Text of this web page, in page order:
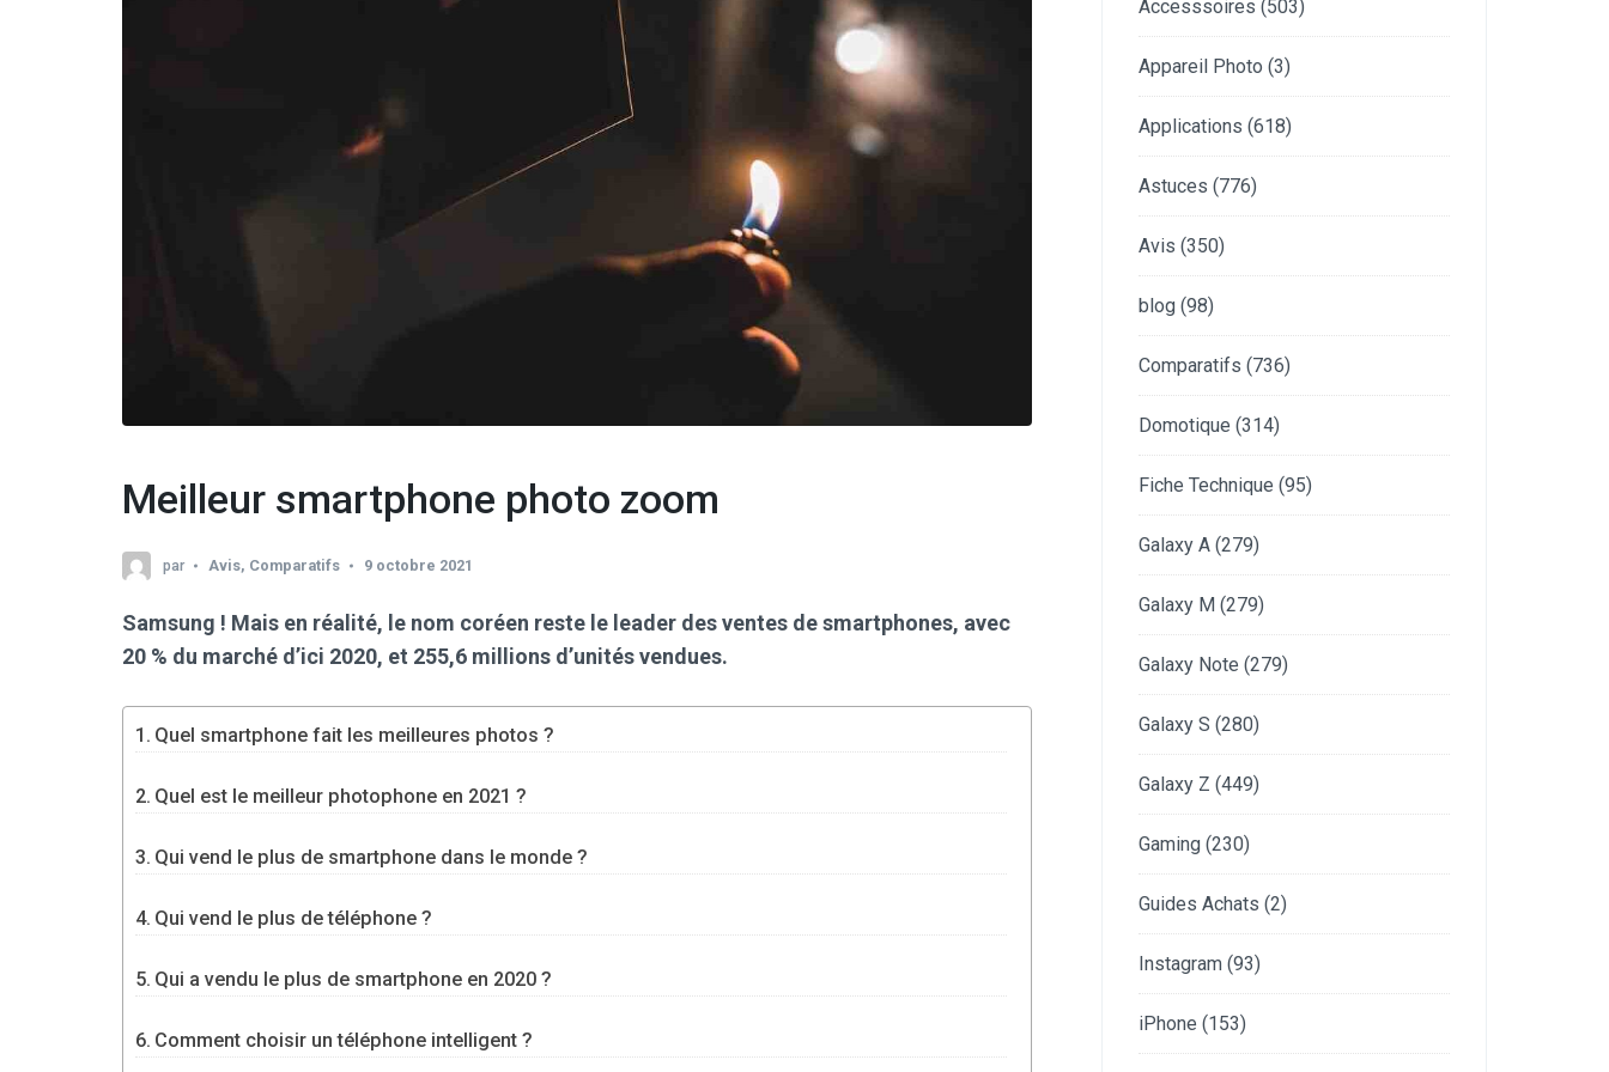
Meilleur smartphone photo zoom
par Avis, Comparatifs 9 octobre 2021
Samsung ! Mais en réalité, le nom coréen reste le leader des ventes de smartphones, avec
20 % du marché d’ici 2020, et 255,6 millions d’unités vendues.
Quel smartphone fait les meilleures photos ?
Quel est le meilleur photophone en 2021 ?
Qui vend le plus de smartphone dans le monde ?
Qui vend le plus de téléphone ?
Qui a vendu le plus de smartphone en 2020 ?
Comment choisir un téléphone intelligent ?
Accesssoires (503)
Appareil Photo (3)
Applications (618)
Astuces (776)
Avis (350)
blog (98)
Comparatifs (736)
Domotique (314)
Fiche Technique (95)
Galaxy A (279)
Galaxy M (279)
Galaxy Note (279)
Galaxy S (280)
Galaxy Z (449)
Gaming (230)
Guides Achats (2)
Instagram (93)
iPhone (153)